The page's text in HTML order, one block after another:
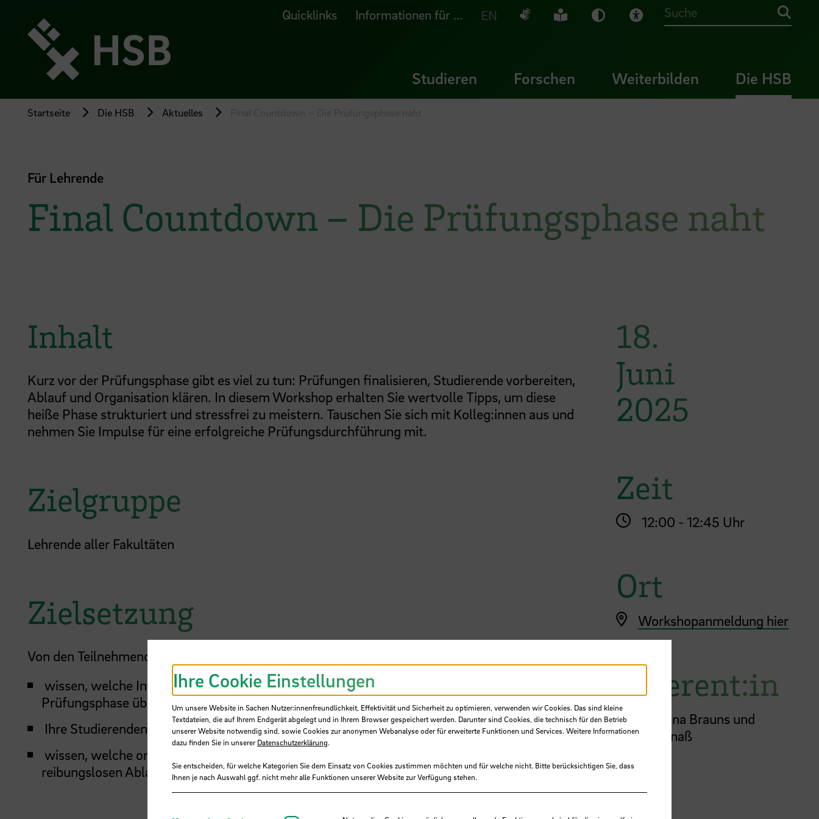
Seiteninhalt
springen
Quicklinks Informationen für ... EN Deutsche Gebärdensprache
Leichte Sprache
Dunkel-Modus
Visuelle Hilfe
Suche
Studieren Forschen Weiterbilden Die HSB
Startseite Die HSB Aktuelles
Für Lehrende
Final Countdown – Die Prüfungsphase naht
Inhalt
Kurz vor der Prüfungsphase gibt es viel zu tun: Prüfungen finalisieren, Studierende vorbereiten,
Ablauf und Organisation klären. In diesem Workshop erhalten Sie wertvolle Tipps, um diese
heiße Phase strukturiert und stressfrei zu meistern. Tauschen Sie sich mit Kolleg:innen aus und
nehmen Sie Impulse für eine erfolgreiche Prüfungsdurchführung mit.
Zielgruppe
Lehrende aller Fakultäten
Zielsetzung
Von den Teilnehmenden wird nach Besuch der Veranstaltung erwartet, dass sie:
wissen, welche Informationen sie ihren Studierenden mit Blick auf die kommende
Prüfungsphase übermitteln sollten.
Ihre Studierenden optimal ihre anstehenden (E-)Klausur(en) vorbereiten können.
wissen, welche organisatorischen Vorbereitungen sie treffen müssen, um einen möglichst
reibungslosen Ablauf ihrer (E-)Klausuren zu gewährleisten.
18.
Juni
2025
Zeit
12:00 - 12:45 Uhr
Ort
Workshopanmeldung hier
Referent:in
Dr.
Johanna Brauns und
Bettina Gnaß
Ihre Cookie Einstellungen
Um unsere Website in Sachen Nutzer:innenfreundlichkeit, Effektivität und Sicherheit zu optimieren, verwenden wir Cookies. Das sind kleine
Textdateien, die auf Ihrem Endgerät abgelegt und in Ihrem Browser gespeichert werden. Darunter sind Cookies, die technisch für den Betrieb
unserer Website notwendig sind, sowie Cookies zur anonymen Webanalyse oder für erweiterte Funktionen und Services. Weitere Informationen
dazu finden Sie in unsererDatenschutzerklärung.
Sie entscheiden, für welche Kategorien Sie dem Einsatz von Cookies zustimmen möchten und für welche nicht. Bitte berücksichtigen Sie, dass
Ihnen je nach Auswahl ggf. nicht mehr alle Funktionen unserer Website zur Verfügung stehen.